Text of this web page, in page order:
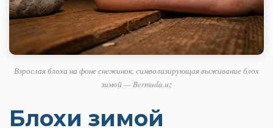
Взрослая блоха на фоне снежинок, символизирующая выживание блох
зимой — Bermuda.uz
Блохи зимой